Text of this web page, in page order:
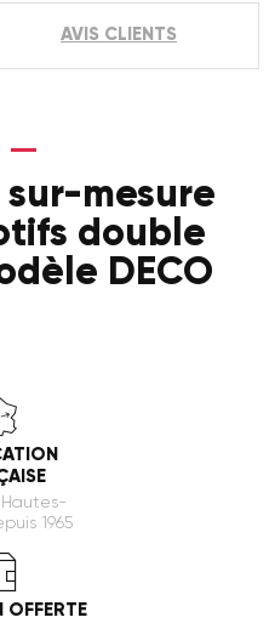
AVIS CLIENTS
mesure
double
DECO
1965
OFFERTE